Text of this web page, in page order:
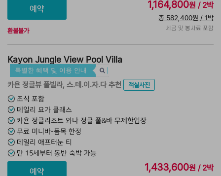
환불불가
1,164,800원 / 2박
총 582,400원 / 1박
세금 및 봉사료 포함
Kayon Jungle View Pool Villa
특별한 혜택 및 이용 안내
카욘 정글뷰 풀빌라, 스.테.이.자.다 추천
객실사진
조식 포함
데일리 요가 클래스
카욘 정글리조트 와나 정글 풀&바 무제한입장
무료 미니바-품목 한정
데일리 애프터눈 티
만 15세부터 동반 숙박 가능
1,433,600원 / 2박